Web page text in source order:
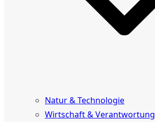
Natur & Technologie
Wirtschaft & Verantwortung